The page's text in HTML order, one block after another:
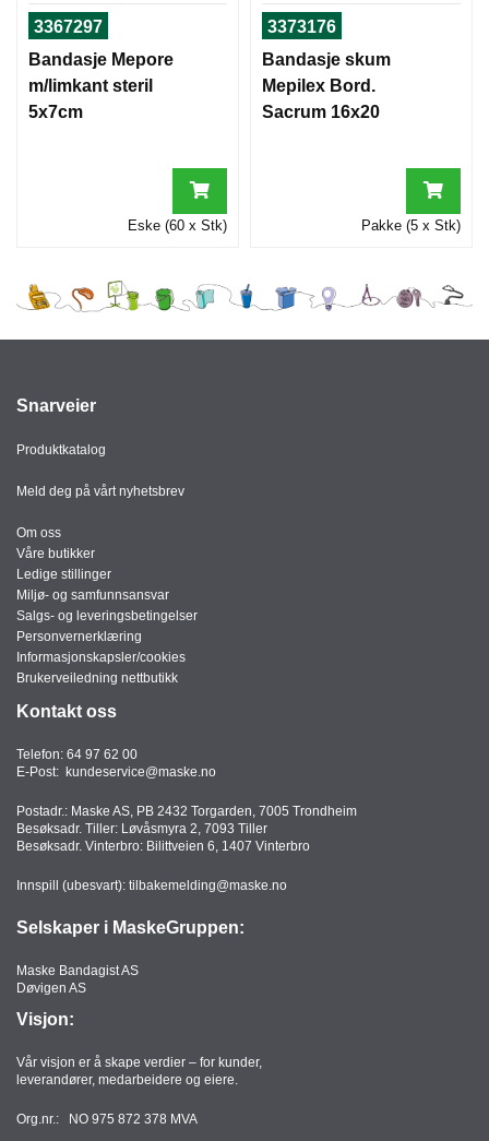
3367297
Bandasje Mepore
m/limkant steril
5x7cm
Eske (60 x Stk)
3373176
Bandasje skum
Mepilex Bord.
Sacrum 16x20
Pakke (5 x Stk)
Snarveier
Produktkatalog
Meld deg på vårt nyhetsbrev
Om oss
Våre butikker
Ledige stillinger
Miljø- og samfunnsansvar
Salgs- og leveringsbetingelser
Personvernerklæring
Informasjonskapsler/cookies
Brukerveiledning nettbutikk
Kontakt oss
Telefon: 64 97 62 00
E-Post: kundeservice@maske.no
Postadr.: Maske AS, PB 2432 Torgarden, 7005 Trondheim
Besøksadr. Tiller: Løvåsmyra 2, 7093 Tiller
Besøksadr. Vinterbro: Bilittveien 6, 1407 Vinterbro
Innspill (ubesvart): tilbakemelding@maske.no
Selskaper i MaskeGruppen:
Maske Bandagist AS
Døvigen AS
Visjon:
Vår visjon er å skape verdier – for kunder,
leverandører, medarbeidere og eiere.
Org.nr.: NO 975 872 378 MVA